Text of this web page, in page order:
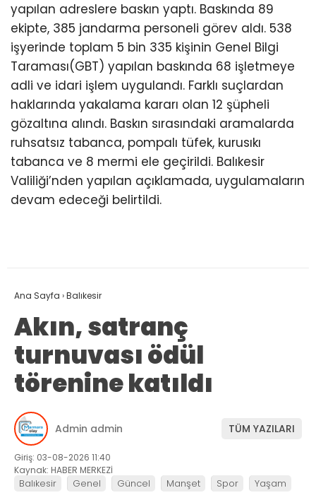
yapılan adreslere baskın yaptı. Baskında 89
ekipte, 385 jandarma personeli görev aldı. 538
işyerinde toplam 5 bin 335 kişinin Genel Bilgi
Taraması(GBT) yapılan baskında 68 işletmeye
adli ve idari işlem uygulandı. Farklı suçlardan
haklarında yakalama kararı olan 12 şüpheli
gözaltına alındı. Baskın sırasındaki aramalarda
ruhsatsız tabanca, pompalı tüfek, kurusıkı
tabanca ve 8 mermi ele geçirildi. Balıkesir
Valiliği’nden yapılan açıklamada, uygulamaların
devam edeceği belirtildi.
Ana Sayfa ›Balıkesir
Akın, satranç
turnuvası ödül
törenine katıldı
Admin admin TÜM YAZILARI
Giriş: 03-08-2026 11:40
Kaynak: HABER MERKEZİ
Balıkesir Genel Güncel Manşet Spor Yaşam